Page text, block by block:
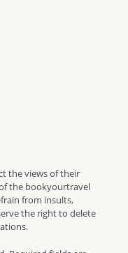
the views of their
the bookyourtravel
from insults,
the right to delete